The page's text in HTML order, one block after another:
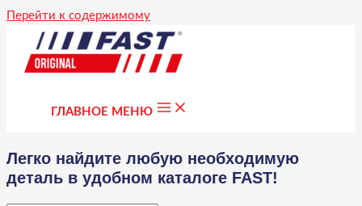
Перейти к содержимому
ГЛАВНОЕ МЕНЮ
Легко найдите любую необходимую
деталь в удобном каталоге FAST!